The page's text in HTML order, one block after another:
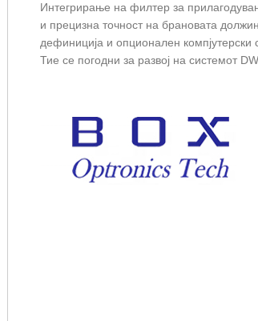
Интегрирање на филтер за
и прецизна точност на брановата
дефиниција и опционален
Тие се погодни за развој на системот